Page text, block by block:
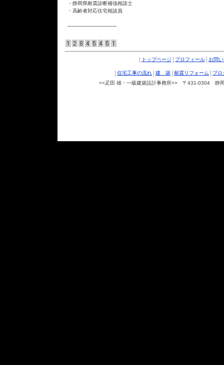
・静岡県耐震診断補強相談士
・高齢者対応住宅相談員
──────────────
トップページ プロフィール お問
住宅工事の流れ 建 築 耐震リフォーム
プロ
<<疋田 雄・一級建築設計事務所>> 〒431-0304 静